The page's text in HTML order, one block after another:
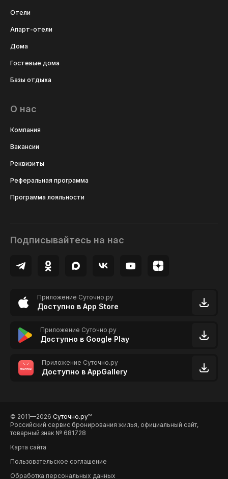
Отели
Апарт-отели
Дома
Гостевые дома
Базы отдыха
О нас
Компания
Вакансии
Реквизиты
Реферальная программа
Программа лояльности
Подписывайтесь на нас
Приложение Суточно.ру
Доступно в App Store
Приложение Суточно.ру
Доступно в Google Play
Приложение Суточно.ру
Доступно в AppGallery
© 2011—2026 Суточно.руTM
Российский сервис бронирования жилья, официальный сайт,
товарный знак № 681728
Карта сайта
Пользовательское соглашение
Обработка персональных данных